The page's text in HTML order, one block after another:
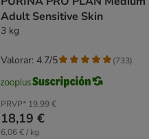
Adult Sensitive Skin
3 kg
PRVP* 19,99 €
18,19 €
6,06 € / kg
Valorar: 4.7/5 (733)